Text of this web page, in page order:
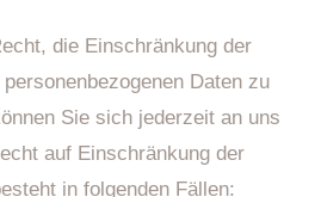
die Einschränkung der
Daten zu
Sie sich jederzeit an uns
auf Einschränkung der
in folgenden Fällen: